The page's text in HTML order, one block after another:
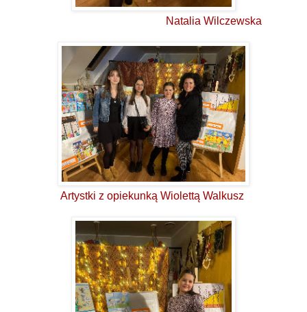
Natalia Wilczewska
Artystki z opiekunką Wiolettą Walkusz